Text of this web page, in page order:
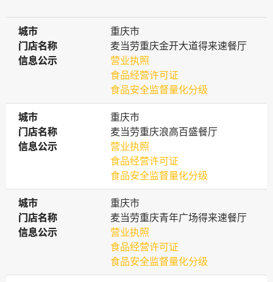
城市
城市
重庆市
门店名称
门店名称
麦当劳重庆金开大道得来速餐厅
信息公示
信息公示
营业执照
食品经营许可证
食品安全监督量化分级
城市
城市
重庆市
门店名称
门店名称
麦当劳重庆浪高百盛餐厅
信息公示
信息公示
营业执照
食品经营许可证
食品安全监督量化分级
城市
城市
重庆市
门店名称
门店名称
麦当劳重庆青年广场得来速餐厅
信息公示
信息公示
营业执照
食品经营许可证
食品安全监督量化分级